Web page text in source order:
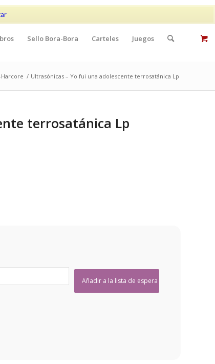
Mi cuenta Contacto
Sello Bora-Bora Carteles Juegos
/ Ultrasónicas – Yo fui una adolescente terrosatánica Lp
terrosatánica Lp